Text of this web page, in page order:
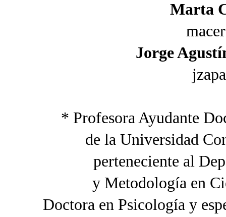
Marta
Jorge
* Profesora Ayudante
de la Universidad
perteneciente al
y Metodología en
Doctora en Psicología y